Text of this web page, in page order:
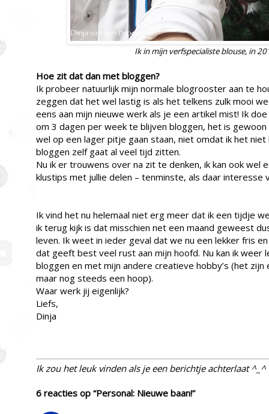
Ik in mijn verfspecialiste blouse, in
Hoe zit dat dan met bloggen?
Ik probeer natuurlijk mijn normale blogrooster aan te
zeggen dat het wel lastig is als het telkens zulk mooi
eens aan mijn nieuwe werk als je een artikel mist! Ik
om 3 dagen per week te blijven bloggen, het is gewoon
wel op een lager pitje gaan staan, niet omdat ik het niet
bloggen zelf gaat al veel tijd zitten.
Nu ik er trouwens over na zit te denken, ik kan ook wel
klustips met jullie delen – tenminste, als daar interesse
Ik vind het nu helemaal niet erg meer dat ik een tijdje
ik terug kijk is dat misschien net een maand geweest
leven. Ik weet in ieder geval dat we nu een lekker fris
dat geeft best veel rust aan mijn hoofd. Nu kan ik weer
bloggen en met mijn andere creatieve hobby’s (het zijn
maar nog steeds een hoop).
Waar werk jij eigenlijk?
Liefs,
Dinja
Ik zou het leuk vinden als je een berichtje achterlaat ^_^
6 reacties op “Personal: Nieuwe baan!”